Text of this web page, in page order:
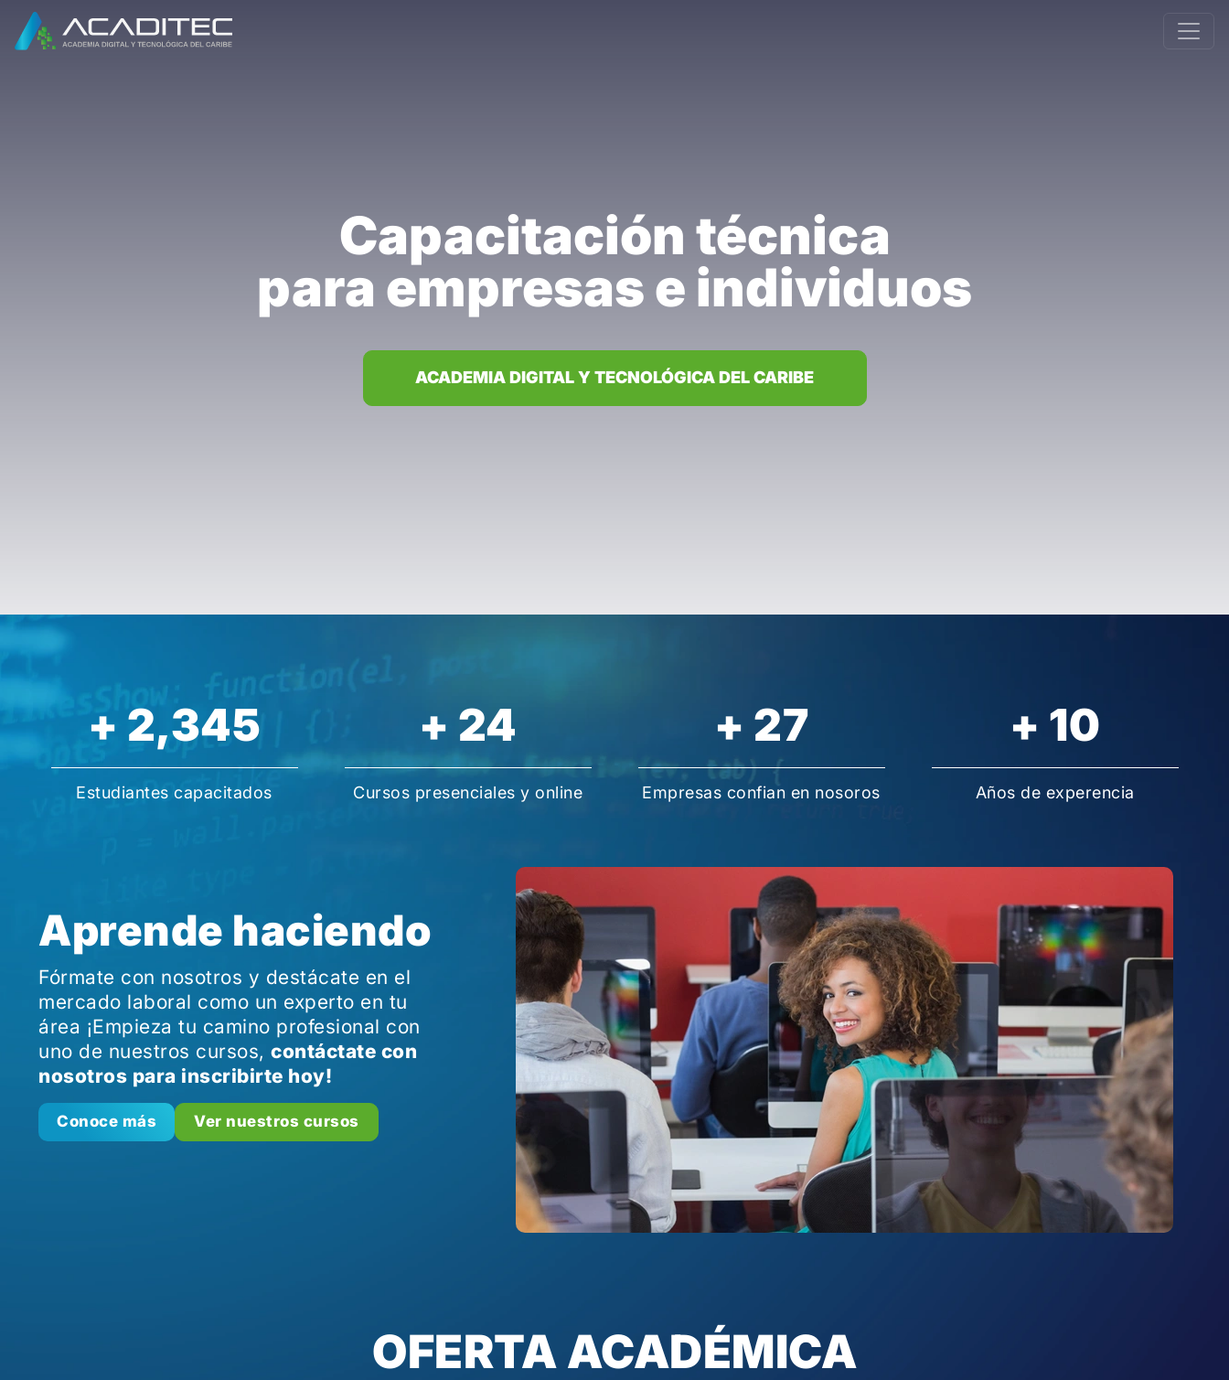
Capacitación técnica
para empresas e individuos
ACADEMIA DIGITAL Y TECNOLÓGICA DEL CARIBE
+ 2,345
Estudiantes capacitados
+ 24
Cursos presenciales y online
+ 27
Empresas confian en nosoros
+ 10
Años de experencia
Aprende haciendo
Fórmate con nosotros y destácate en el
mercado laboral como un experto en tu
área ¡Empieza tu camino profesional con
uno de nuestros cursos, contáctate con
nosotros para inscribirte hoy!
Conoce más Ver nuestros cursos
OFERTA ACADÉMICA